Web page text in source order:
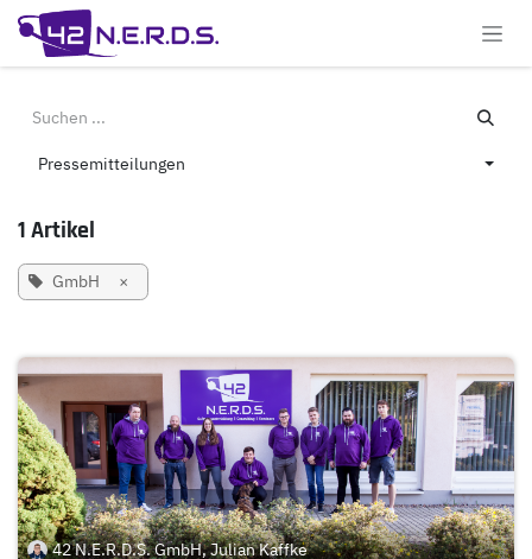
Zum Inhalt springen
Pressemitteilungen
1 Artikel
GmbH ×
42 N.E.R.D.S. GmbH, Julian Kaffke